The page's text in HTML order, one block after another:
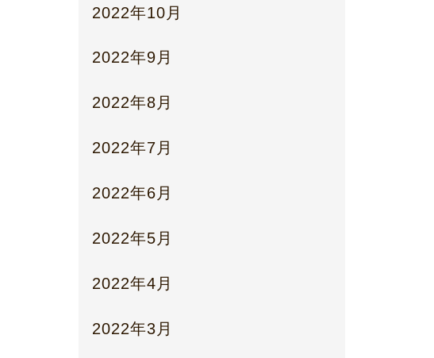
2022年10月
2022年9月
2022年8月
2022年7月
2022年6月
2022年5月
2022年4月
2022年3月